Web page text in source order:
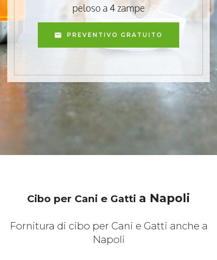
peloso a 4 zampe
PREVENTIVO GRATUITO
Cibo per Cani e Gatti a Napoli
Fornitura di cibo per Cani e Gatti anche a
Napoli